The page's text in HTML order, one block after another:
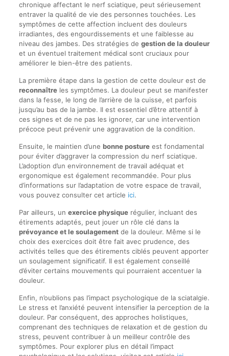
chronique affectant le nerf sciatique, peut sérieusement
entraver la qualité de vie des personnes touchées. Les
symptômes de cette affection incluent des douleurs
irradiantes, des engourdissements et une faiblesse au
niveau des jambes. Des stratégies de gestion de la douleur
et un éventuel traitement médical sont cruciaux pour
améliorer le bien-être des patients.
La première étape dans la gestion de cette douleur est de
reconnaîtreles symptômes. La douleur peut se manifester
dans la fesse, le long de l’arrière de la cuisse, et parfois
jusqu’au bas de la jambe. Il est essentiel d’être attentif à
ces signes et de ne pas les ignorer, car une intervention
précoce peut prévenir une aggravation de la condition.
Ensuite, le maintien d’une bonne postureest fondamental
pour éviter d’aggraver la compression du nerf sciatique.
L’adoption d’un environnement de travail adéquat et
ergonomique est également recommandée. Pour plus
d’informations sur l’adaptation de votre espace de travail,
vous pouvez consulter cet article ici.
Par ailleurs, un exercice physiquerégulier, incluant des
étirements adaptés, peut jouer un rôle clé dans la
prévoyance et le soulagementde la douleur. Même si le
choix des exercices doit être fait avec prudence, des
activités telles que des étirements ciblés peuvent apporter
un soulagement significatif. Il est également conseillé
d’éviter certains mouvements qui pourraient accentuer la
douleur.
Enfin, n’oublions pas l’impact psychologique de la sciatalgie.
Le stress et l’anxiété peuvent intensifier la perception de la
douleur. Par conséquent, des approches holistiques,
comprenant des techniques de relaxation et de gestion du
stress, peuvent contribuer à un meilleur contrôle des
symptômes. Pour explorer plus en détail l’impact